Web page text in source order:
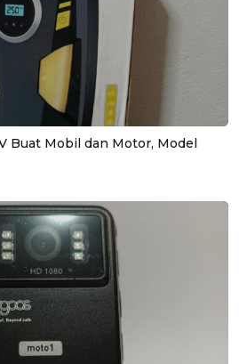
Buat Mobil dan Motor, Model